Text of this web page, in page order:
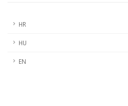
HR
HU
EN